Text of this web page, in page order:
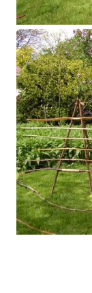
Présentoir 2014
Présentoir 2014